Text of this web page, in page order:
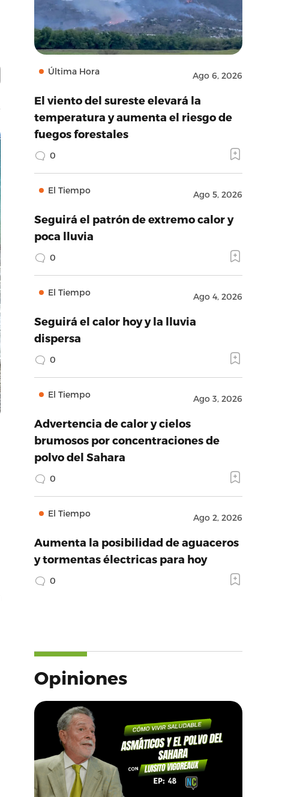
Última Hora Ago 6, 2026
El viento del sureste elevará la
temperatura y aumenta el riesgo de
fuegos forestales
0
El Tiempo Ago 5, 2026
Seguirá el patrón de extremo calor y
poca lluvia
0
El Tiempo Ago 4, 2026
Seguirá el calor hoy y la lluvia
dispersa
0
El Tiempo Ago 3, 2026
Advertencia de calor y cielos
brumosos por concentraciones de
polvo del Sahara
0
El Tiempo Ago 2, 2026
Aumenta la posibilidad de aguaceros
y tormentas électricas para hoy
0
Opiniones